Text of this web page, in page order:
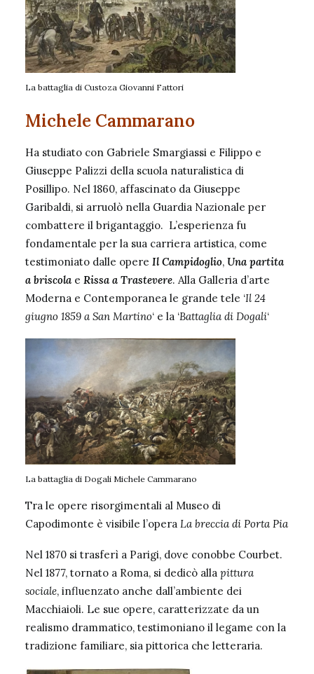
La battaglia di Custoza Giovanni Fattori
Michele Cammarano
Ha studiato con Gabriele Smargiassi e Filippo e
Giuseppe Palizzi della scuola naturalistica di
Posillipo. Nel 1860, affascinato da Giuseppe
Garibaldi, si arruolò nella Guardia Nazionale per
combattere il brigantaggio. L’esperienza fu
fondamentale per la sua carriera artistica, come
testimoniato dalle opere Il Campidoglio, Una partita
a briscola e Rissa a Trastevere. Alla Galleria d’arte
Moderna e Contemporanea le grande tele ‘Il 24
giugno 1859 a San Martino‘ e la ‘Battaglia di Dogali‘
La battaglia di Dogali Michele Cammarano
Tra le opere risorgimentali al Museo di
Capodimonte è visibile l’opera La breccia di Porta Pia
Nel 1870 si trasferì a Parigi, dove conobbe Courbet.
Nel 1877, tornato a Roma, si dedicò alla pittura
sociale, influenzato anche dall’ambiente dei
Macchiaioli. Le sue opere, caratterizzate da un
realismo drammatico, testimoniano il legame con la
tradizione familiare, sia pittorica che letteraria.